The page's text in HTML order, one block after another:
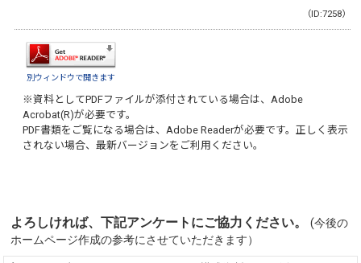
（ID:7258）
別ウィンドウで開きます
※資料としてPDFファイルが添付されている場合は、Adobe
Acrobat(R)が必要です。
PDF書類をご覧になる場合は、Adobe Readerが必要です。正しく表示
されない場合、最新バージョンをご利用ください。